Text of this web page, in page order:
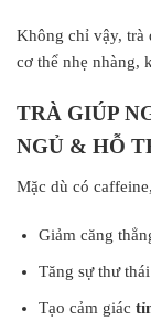
Không chỉ vậy, trà
cơ thể nhẹ nhàng,
TRÀ GIÚP
NGỦ & HỖ
Mặc dù có
Giảm căng
Tăng sự thư thái
Tạo cảm giác